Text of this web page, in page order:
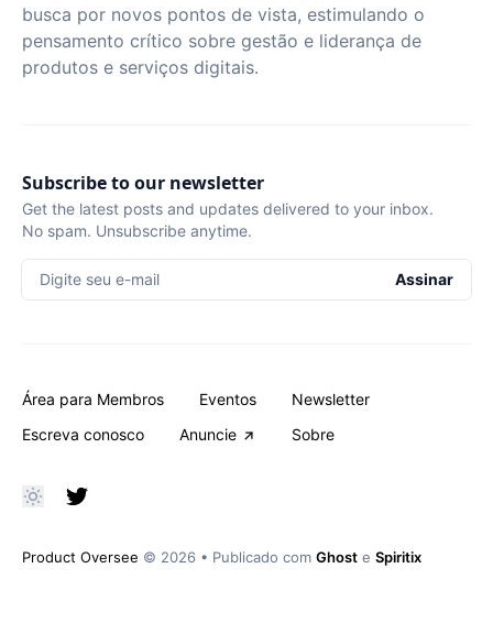
busca por novos pontos de vista, estimulando o
pensamento crítico sobre gestão e liderança de
produtos e serviços digitais.
Subscribe to our newsletter
Get the latest posts and updates delivered to your inbox.
No spam. Unsubscribe anytime.
Digite seu e-mail Assinar
Área para Membros Eventos
Newsletter
Escreva conosco
Anuncie Sobre
Product Oversee © 2026 • Publicado com Ghost e Spiritix